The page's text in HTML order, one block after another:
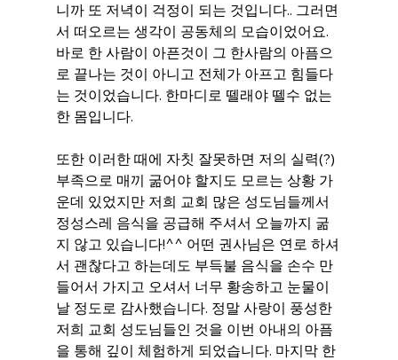
니까 또 저녁이 걱정이 되는 것입니다.. 그러면
서 떠오르는 생각이 공동체의 모습이었어요.
바로 한 사람이 아픈것이 그 한사람의 아픔으
로 끝나는 것이 아니고 전체가 아프고 힘들다
는 것이었습니다. 한마디로 뗄래야 뗄수 없는
한 몸입니다.
또한 이러한 때에 자칫 잘못하면 저의 실력(?)
부족으로 매끼 굶어야 할지도 모르는 상황 가
운데 있었지만 저희 교회 많은 성도님들께서
정성스레 음식을 공급해 주셔서 오늘까지 굶
지 않고 있습니다!^^ 어떤 권사님은 연로 하셔
서 괜찮다고 하는데도 부득불 음식을 손수 만
들어서 가지고 오셔서 너무 황송하고 눈물이
날 정도로 감사했습니다. 정말 사랑이 풍성한
저희 교회 성도님들인 것을 이번 아내의 아픔
을 통해 깊이 체험하게 되었습니다. 마지막 한